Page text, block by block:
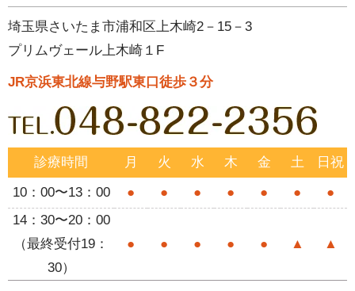
埼玉県さいたま市浦和区上木崎2－15－3
プリムヴェール上木崎１F
JR京浜東北線与野駅東口徒歩３分
診療時間 月 火 水 木 金 土
日祝
10：00〜13：00
● ● ● ● ● ●
●
14：30〜20：00
（最終受付19：
30）
● ● ● ● ● ▲ ▲